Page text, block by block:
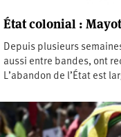
État colonial :
Depuis plusieurs
aussi entre bandes, ont
L’abandon de l’État est